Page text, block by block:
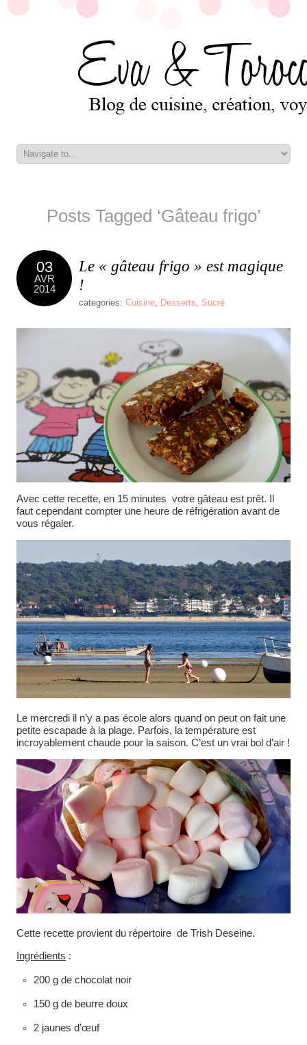
Posts Tagged ‘Gâteau frigo’
03
AVR
2014
Le « gâteau frigo » est magique
!
categories: Cuisine, Desserts, Sucré
Avec cette recette, en 15 minutes votre gâteau est prêt. Il
faut cependant compter une heure de réfrigération avant de
vous régaler.
Le mercredi il n’y a pas école alors quand on peut on fait une
petite escapade à la plage. Parfois, la température est
incroyablement chaude pour la saison. C’est un vrai bol d’air !
Cette recette provient du répertoire de Trish Deseine.
Ingrédients :
200 g de chocolat noir
150 g de beurre doux
2 jaunes d’œuf